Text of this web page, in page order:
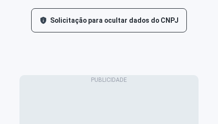
Solicitação para ocultar dados do CNPJ